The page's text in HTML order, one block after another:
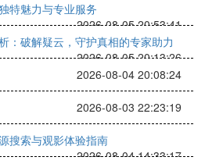
特魅力与专业服务
2026-08-05 20:53:41
：破解疑云，守护真相的专家助力
2026-08-05 20:13:26
2026-08-04 20:08:24
2026-08-03 22:23:19
搜索与观影体验指南
2026-08-04 14:33:17